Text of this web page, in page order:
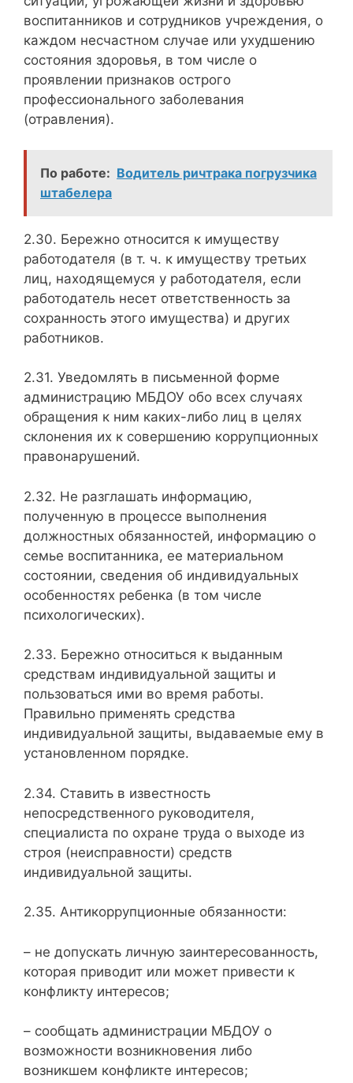
воспитанников и сотрудников учреждения, о
каждом несчастном случае или ухудшению
состояния здоровья, в том числе о
проявлении признаков острого
профессионального заболевания
(отравления).
По работе: Водитель ричтрака погрузчика
штабелера
2.30. Бережно относится к имуществу
работодателя (в т. ч. к имуществу третьих
лиц, находящемуся у работодателя, если
работодатель несет ответственность за
сохранность этого имущества) и других
работников.
2.31. Уведомлять в письменной форме
администрацию МБДОУ обо всех случаях
обращения к ним каких-либо лиц в целях
склонения их к совершению коррупционных
правонарушений.
2.32. Не разглашать информацию,
полученную в процессе выполнения
должностных обязанностей, информацию о
семье воспитанника, ее материальном
состоянии, сведения об индивидуальных
особенностях ребенка (в том числе
психологических).
2.33. Бережно относиться к выданным
средствам индивидуальной защиты и
пользоваться ими во время работы.
Правильно применять средства
индивидуальной защиты, выдаваемые ему в
установленном порядке.
2.34. Ставить в известность
непосредственного руководителя,
специалиста по охране труда о выходе из
строя (неисправности) средств
индивидуальной защиты.
2.35. Антикоррупционные обязанности:
– не допускать личную заинтересованность,
которая приводит или может привести к
конфликту интересов;
– сообщать администрации МБДОУ о
возможности возникновения либо
возникшем конфликте интересов;